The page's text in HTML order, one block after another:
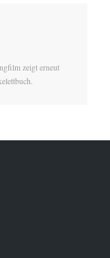
zeigt erneut